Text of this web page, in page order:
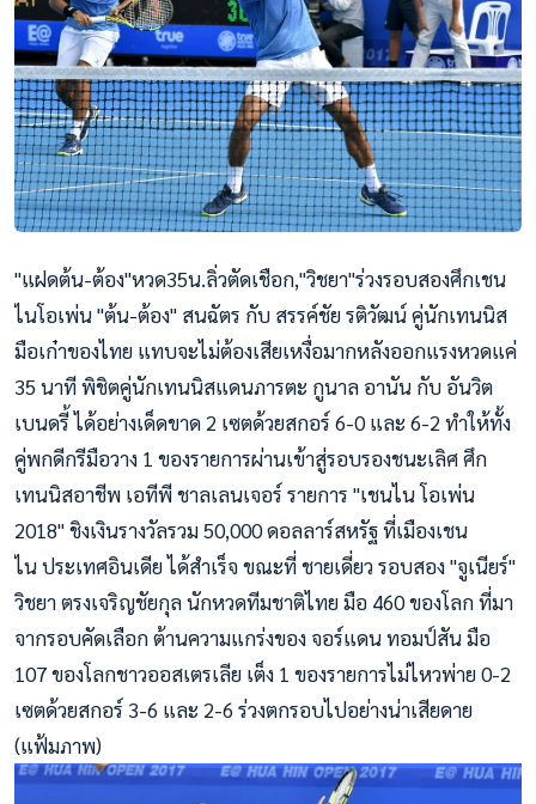
"แฝดต้น-ต้อง"หวด35น.ลิ่วตัดเชือก,"วิชยา"ร่วงรอบสองศึกเชน
ไนโอเพ่น "ต้น-ต้อง" สนฉัตร กับ สรรค์ชัย รติวัฒน์ คู่นักเทนนิส
มือเก๋าของไทย แทบจะไม่ต้องเสียเหงื่อมากหลังออกแรงหวดแค่
35 นาที พิชิตคู่นักเทนนิสแดนภารตะ กูนาล อานัน กับ อันวิต
เบนดรี้ ได้อย่างเด็ดขาด 2 เซตด้วยสกอร์ 6-0 และ 6-2 ทำให้ทั้ง
คู่พกดีกรีมือวาง 1 ของรายการผ่านเข้าสู่รอบรองชนะเลิศ ศึก
เทนนิสอาชีพ เอทีพี ชาลเลนเจอร์ รายการ "เชนไน โอเพ่น
2018" ชิงเงินรางวัลรวม 50,000 ดอลลาร์สหรัฐ ที่เมืองเชน
ไนประเทศอินเดีย ได้สำเร็จ ขณะที่ ชายเดี่ยว รอบสอง "จูเนียร์"
วิชยา ตรงเจริญชัยกุล นักหวดทีมชาติไทย มือ 460 ของโลก ที่มา
จากรอบคัดเลือก ต้านความแกร่งของ จอร์แดน ทอมป์สัน มือ
107 ของโลกชาวออสเตรเลีย เต็ง 1 ของรายการไม่ไหวพ่าย 0-2
เซตด้วยสกอร์ 3-6 และ 2-6 ร่วงตกรอบไปอย่างน่าเสียดาย
(แฟ้มภาพ)